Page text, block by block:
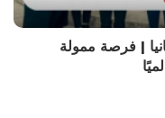
2026 في بريطانيا | فرصة ممولة